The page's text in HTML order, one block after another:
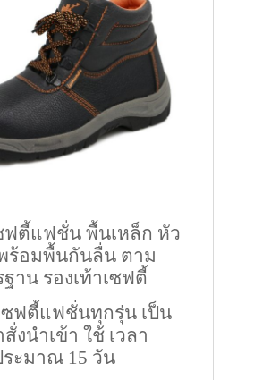
ฟตี้แฟชั่น พื้นเหล็ก หัว
ร้อมพื้นกันลื่น ตาม
าน รองเท้าเซฟตี้
ซฟตี้แฟชั่นทุกรุ่น เป็น
งนำเข้า ใช้ เวลา
ระมาณ 15 วัน